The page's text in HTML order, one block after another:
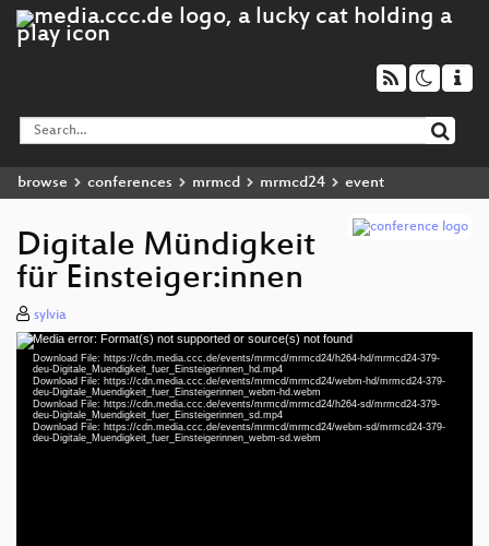
browse conferences mrmcd mrmcd24 event
Digitale Mündigkeit
für Einsteiger:innen
sylvia
Video
Player
Media error: Format(s) not supported or source(s) not found
Download File: https://cdn.media.ccc.de/events/mrmcd/mrmcd24/h264-hd/mrmcd24-379-
deu-Digitale_Muendigkeit_fuer_Einsteigerinnen_hd.mp4
Download File: https://cdn.media.ccc.de/events/mrmcd/mrmcd24/webm-hd/mrmcd24-379-
deu-Digitale_Muendigkeit_fuer_Einsteigerinnen_webm-hd.webm
Download File: https://cdn.media.ccc.de/events/mrmcd/mrmcd24/h264-sd/mrmcd24-379-
deu-Digitale_Muendigkeit_fuer_Einsteigerinnen_sd.mp4
Download File: https://cdn.media.ccc.de/events/mrmcd/mrmcd24/webm-sd/mrmcd24-379-
deu-Digitale_Muendigkeit_fuer_Einsteigerinnen_webm-sd.webmdeu 1080p (mp4)